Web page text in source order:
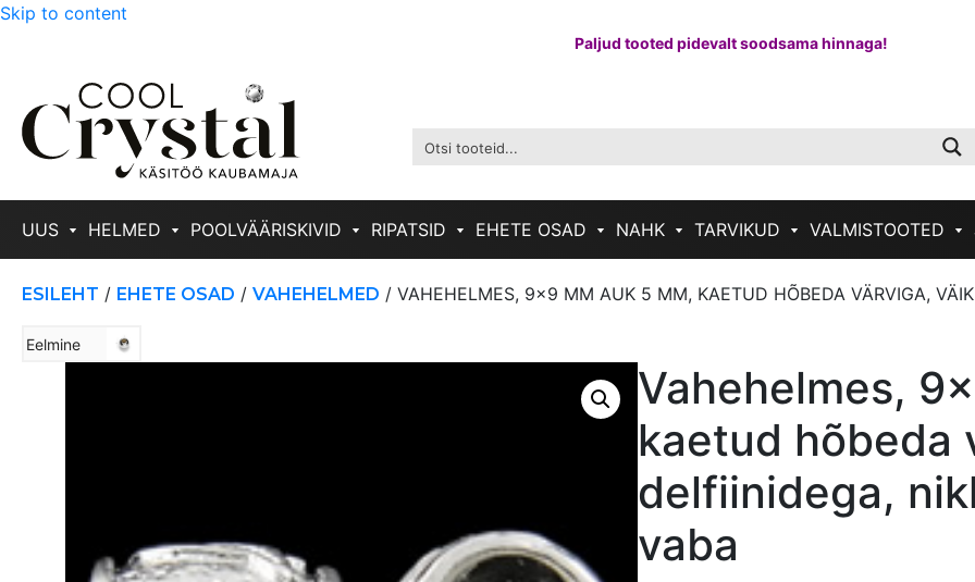
Skip to content
Paljud tooted pidevalt soodsama hinnaga!
UUS HELMED POOLVÄÄRISKIVID RIPATSID EHETE OSAD NAHK TARVIKUD VALMISTOOTED
ESILEHT / EHETE OSAD / VAHEHELMED / VAHEHELMES, 9×9 MM AUK 5 MM, KAETUD HÕBEDA VÄRVIGA,
Eelmine
Vahehelmes,
kaetud hõbeda
delfiinidega,
vaba